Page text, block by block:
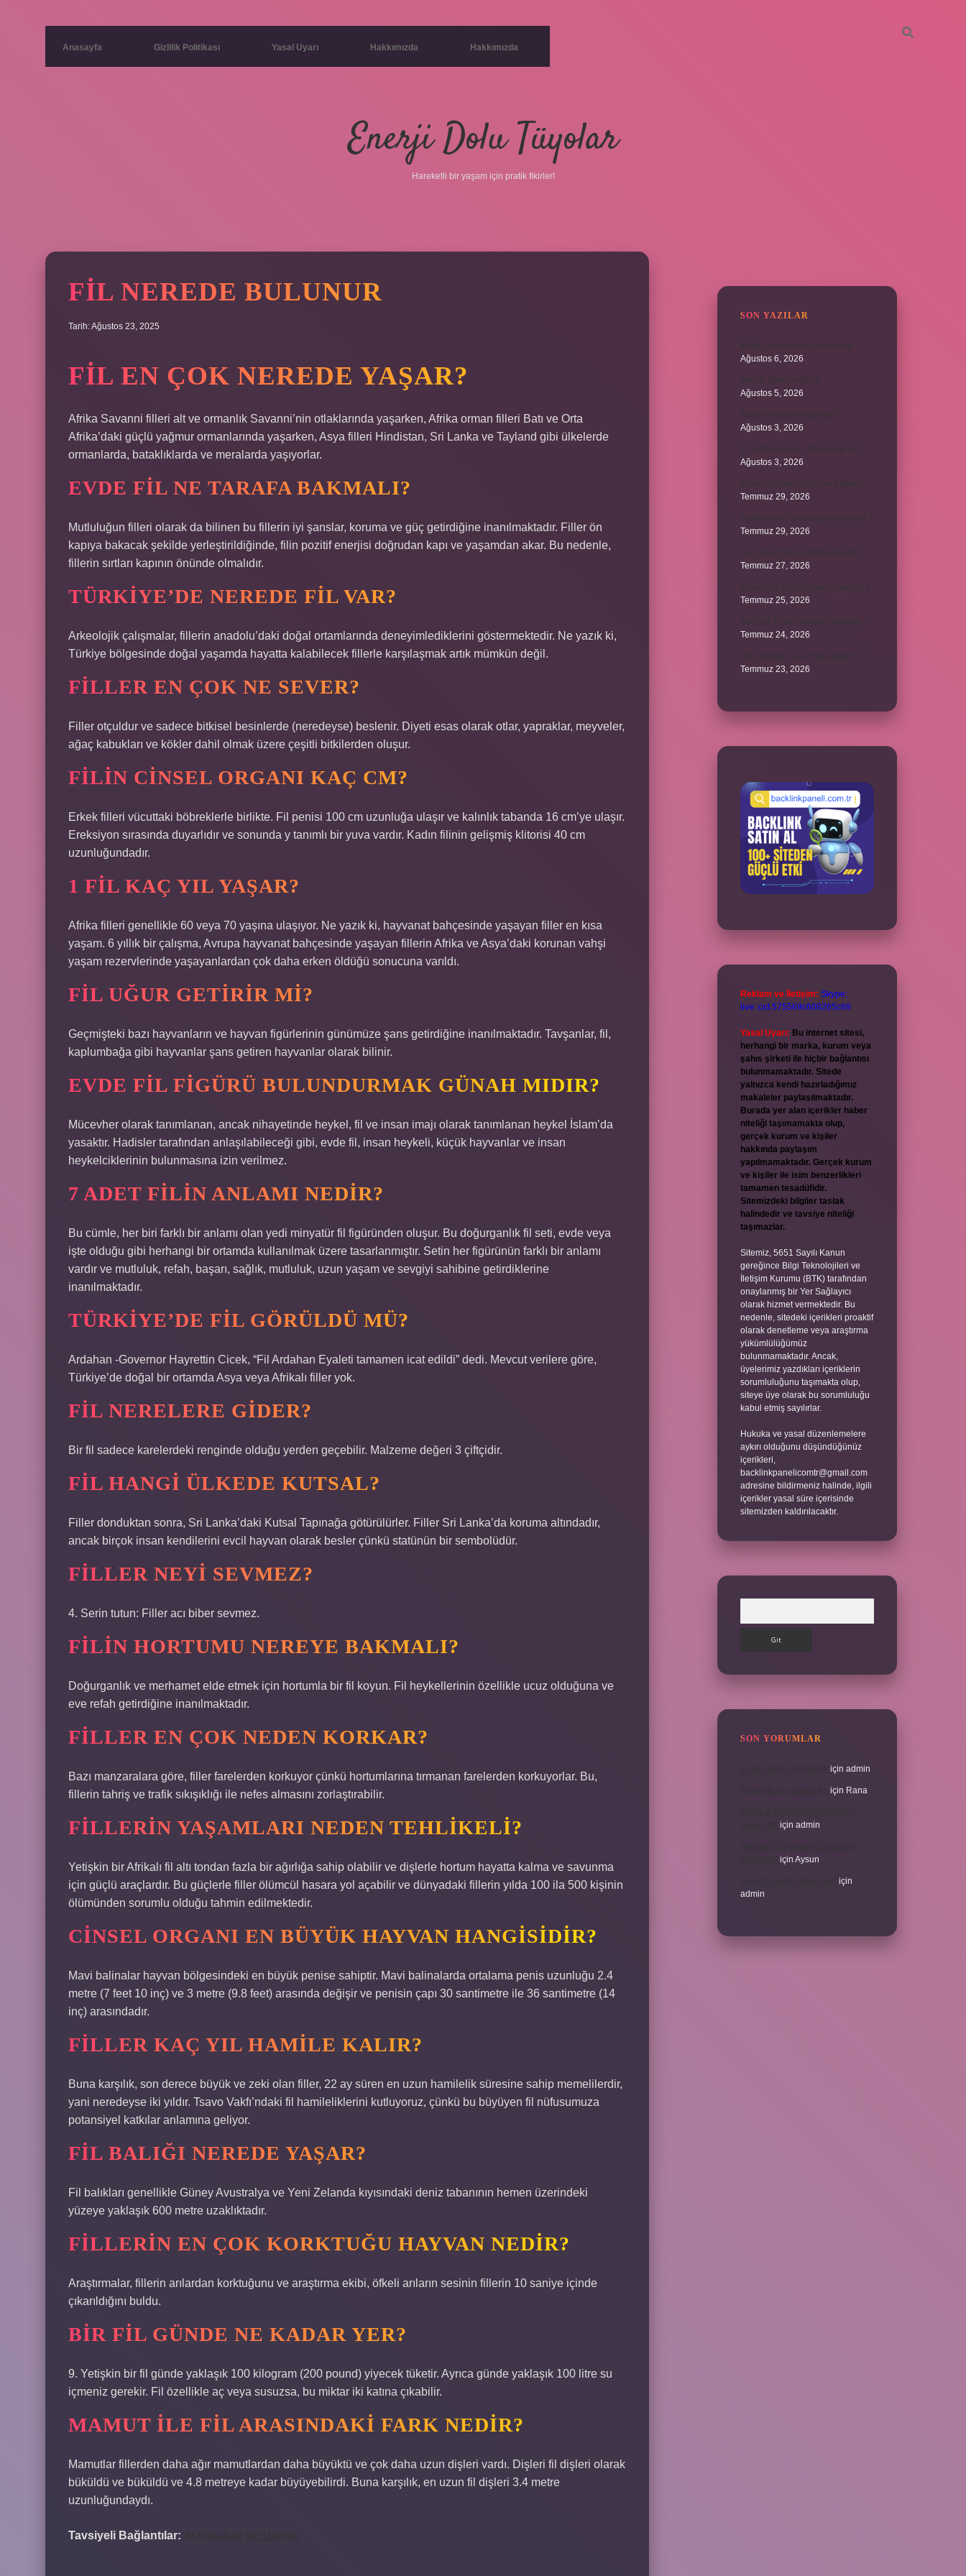
Anasayfa Gizlilik Politikası Yasal Uyarı Hakkımızda Hakkımızda
Enerji Dolu Tüyolar
Hareketli bir yaşam için pratik fikirler!
FIL NEREDE BULUNUR
Tarih: Ağustos 23, 2025
FIL EN ÇOK NEREDE YAŞAR?
Afrika Savanni filleri alt ve ormanlık Savanni’nin otlaklarında yaşarken, Afrika orman filleri Batı ve Orta
Afrika’daki güçlü yağmur ormanlarında yaşarken, Asya filleri Hindistan, Sri Lanka ve Tayland gibi ülkelerde
ormanlarda, bataklıklarda ve meralarda yaşıyorlar.
EVDE FIL NE TARAFA BAKMALI?
Mutluluğun filleri olarak da bilinen bu fillerin iyi şanslar, koruma ve güç getirdiğine inanılmaktadır. Filler ön
kapıya bakacak şekilde yerleştirildiğinde, filin pozitif enerjisi doğrudan kapı ve yaşamdan akar. Bu nedenle,
fillerin sırtları kapının önünde olmalıdır.
TÜRKIYE’DE NEREDE FIL VAR?
Arkeolojik çalışmalar, fillerin anadolu’daki doğal ortamlarında deneyimlediklerini göstermektedir. Ne yazık ki,
Türkiye bölgesinde doğal yaşamda hayatta kalabilecek fillerle karşılaşmak artık mümkün değil.
FILLER EN ÇOK NE SEVER?
Filler otçuldur ve sadece bitkisel besinlerde (neredeyse) beslenir. Diyeti esas olarak otlar, yapraklar, meyveler,
ağaç kabukları ve kökler dahil olmak üzere çeşitli bitkilerden oluşur.
FILIN CINSEL ORGANI KAÇ CM?
Erkek filleri vücuttaki böbreklerle birlikte. Fil penisi 100 cm uzunluğa ulaşır ve kalınlık tabanda 16 cm’ye ulaşır.
Ereksiyon sırasında duyarlıdır ve sonunda y tanımlı bir yuva vardır. Kadın filinin gelişmiş klitorisi 40 cm
uzunluğundadır.
1 FIL KAÇ YIL YAŞAR?
Afrika filleri genellikle 60 veya 70 yaşına ulaşıyor. Ne yazık ki, hayvanat bahçesinde yaşayan filler en kısa
yaşam. 6 yıllık bir çalışma, Avrupa hayvanat bahçesinde yaşayan fillerin Afrika ve Asya’daki korunan vahşi
yaşam rezervlerinde yaşayanlardan çok daha erken öldüğü sonucuna varıldı.
FIL UĞUR GETIRIR MI?
Geçmişteki bazı hayvanların ve hayvan figürlerinin günümüze şans getirdiğine inanılmaktadır. Tavşanlar, fil,
kaplumbağa gibi hayvanlar şans getiren hayvanlar olarak bilinir.
EVDE FIL FIGÜRÜ BULUNDURMAK GÜNAH MIDIR?
Mücevher olarak tanımlanan, ancak nihayetinde heykel, fil ve insan imajı olarak tanımlanan heykel İslam’da
yasaktır. Hadisler tarafından anlaşılabileceği gibi, evde fil, insan heykeli, küçük hayvanlar ve insan
heykelciklerinin bulunmasına izin verilmez.
7 ADET FILIN ANLAMI NEDIR?
Bu cümle, her biri farklı bir anlamı olan yedi minyatür fil figüründen oluşur. Bu doğurganlık fil seti, evde veya
işte olduğu gibi herhangi bir ortamda kullanılmak üzere tasarlanmıştır. Setin her figürünün farklı bir anlamı
vardır ve mutluluk, refah, başarı, sağlık, mutluluk, uzun yaşam ve sevgiyi sahibine getirdiklerine
inanılmaktadır.
TÜRKIYE’DE FIL GÖRÜLDÜ MÜ?
Ardahan -Governor Hayrettin Cicek, “Fil Ardahan Eyaleti tamamen icat edildi” dedi. Mevcut verilere göre,
Türkiye’de doğal bir ortamda Asya veya Afrikalı filler yok.
FIL NERELERE GIDER?
Bir fil sadece karelerdeki renginde olduğu yerden geçebilir. Malzeme değeri 3 çiftçidir.
FIL HANGI ÜLKEDE KUTSAL?
Filler donduktan sonra, Sri Lanka’daki Kutsal Tapınağa götürülürler. Filler Sri Lanka’da koruma altındadır,
ancak birçok insan kendilerini evcil hayvan olarak besler çünkü statünün bir sembolüdür.
FILLER NEYI SEVMEZ?
4. Serin tutun: Filler acı biber sevmez.
FILIN HORTUMU NEREYE BAKMALI?
Doğurganlık ve merhamet elde etmek için hortumla bir fil koyun. Fil heykellerinin özellikle ucuz olduğuna ve
eve refah getirdiğine inanılmaktadır.
FILLER EN ÇOK NEDEN KORKAR?
Bazı manzaralara göre, filler farelerden korkuyor çünkü hortumlarına tırmanan farelerden korkuyorlar. Bu,
fillerin tahriş ve trafik sıkışıklığı ile nefes almasını zorlaştırabilir.
FILLERIN YAŞAMLARI NEDEN TEHLIKELI?
Yetişkin bir Afrikalı fil altı tondan fazla bir ağırlığa sahip olabilir ve dişlerle hortum hayatta kalma ve savunma
için güçlü araçlardır. Bu güçlerle filler ölümcül hasara yol açabilir ve dünyadaki fillerin yılda 100 ila 500 kişinin
ölümünden sorumlu olduğu tahmin edilmektedir.
CINSEL ORGANI EN BÜYÜK HAYVAN HANGISIDIR?
Mavi balinalar hayvan bölgesindeki en büyük penise sahiptir. Mavi balinalarda ortalama penis uzunluğu 2.4
metre (7 feet 10 inç) ve 3 metre (9.8 feet) arasında değişir ve penisin çapı 30 santimetre ile 36 santimetre (14
inç) arasındadır.
FILLER KAÇ YIL HAMILE KALIR?
Buna karşılık, son derece büyük ve zeki olan filler, 22 ay süren en uzun hamilelik süresine sahip memelilerdir,
yani neredeyse iki yıldır. Tsavo Vakfı’ndaki fil hamileliklerini kutluyoruz, çünkü bu büyüyen fil nüfusumuza
potansiyel katkılar anlamına geliyor.
FIL BALIĞI NEREDE YAŞAR?
Fil balıkları genellikle Güney Avustralya ve Yeni Zelanda kıyısındaki deniz tabanının hemen üzerindeki
yüzeye yaklaşık 600 metre uzaklıktadır.
FILLERIN EN ÇOK KORKTUĞU HAYVAN NEDIR?
Araştırmalar, fillerin arılardan korktuğunu ve araştırma ekibi, öfkeli arıların sesinin fillerin 10 saniye içinde
çıkarıldığını buldu.
BIR FIL GÜNDE NE KADAR YER?
9. Yetişkin bir fil günde yaklaşık 100 kilogram (200 pound) yiyecek tüketir. Ayrıca günde yaklaşık 100 litre su
içmeniz gerekir. Fil özellikle aç veya susuzsa, bu miktar iki katına çıkabilir.
MAMUT ILE FIL ARASINDAKI FARK NEDIR?
Mamutlar fillerden daha ağır mamutlardan daha büyüktü ve çok daha uzun dişleri vardı. Dişleri fil dişleri olarak
büküldü ve büküldü ve 4.8 metreye kadar büyüyebilirdi. Buna karşılık, en uzun fil dişleri 3.4 metre
uzunluğundaydı.
Tavsiyeli Bağlantılar: At Koşulları Ne Demek
SON YAZILAR
Kulplu beygirin kaç kulbu var ?
Ağustos 6, 2026
Avcılık spor mudur ?
Ağustos 5, 2026
Ağustos 3, 2026
Ağustos 3, 2026
Dünya Kupası ödülü ne kadar ?
Temmuz 29, 2026
Türklerin en büyük destanı nedir ?
Temmuz 29, 2026
Temmuz 27, 2026
Kazandibi sulu olursa ne yapılır ?
Temmuz 25, 2026
Temmuz 24, 2026
Temmuz 23, 2026
Reklam ve İletişim: Skype:
live:.cid.575569c608265c69
Yasal Uyarı: Bu internet sitesi,
herhangi bir marka, kurum veya
şahıs şirketi ile hiçbir bağlantısı
bulunmamaktadır. Sitede
yalnızca kendi hazırladığımız
makaleler paylaşılmaktadır.
Burada yer alan içerikler haber
niteliği taşımamakta olup,
gerçek kurum ve kişiler
hakkında paylaşım
yapılmamaktadır. Gerçek kurum
ve kişiler ile isim benzerlikleri
tamamen tesadüfidir.
Sitemizdeki bilgiler taslak
halindedir ve tavsiye niteliği
taşımazlar.
Sitemiz, 5651 Sayılı Kanun
gereğince Bilgi Teknolojileri ve
İletişim Kurumu (BTK) tarafından
onaylanmış bir Yer Sağlayıcı
olarak hizmet vermektedir. Bu
nedenle, sitedeki içerikleri proaktif
olarak denetleme veya araştırma
yükümlülüğümüz
bulunmamaktadır. Ancak,
üyelerimiz yazdıkları içeriklerin
sorumluluğunu taşımakta olup,
siteye üye olarak bu sorumluluğu
kabul etmiş sayılırlar.
Hukuka ve yasal düzenlemelere
aykırı olduğunu düşündüğünüz
içerikleri,
backlinkpanelicomtr@gmail.com
adresine bildirmeniz halinde, ilgili
içerikler yasal süre içerisinde
sitemizden kaldırılacaktır.
SON YORUMLAR
için admin
için Rana
için admin
için Aysun
için
admin